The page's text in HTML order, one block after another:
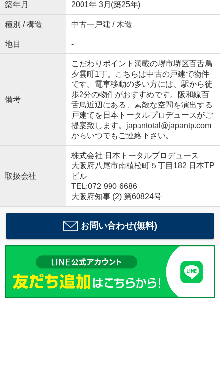
築年月 2001年 3月(築25年)
種別 / 構造 中古一戸建 / 木造
地目 -
備考
こだわりポイント満載の堺市堺区百舌鳥
夕雲町1丁。こちらは中古の戸建て物件
です。電車移動の多い方には、駅から徒
歩2分の物件がおすすめです。阪和線百
舌鳥近辺にある、素敵な空間を演出する
戸建てを日本トータルプロデュースがご
提案致します。japantotal@japantp.com
からいつでもご連絡下さい。
取扱会社
株式会社 日本トータルプロデュース
大阪府八尾市南植松町５丁目182 日本TP
ビル
TEL:072-990-6686
大阪府知事 (2) 第60824号
お問い合わせ(無料)